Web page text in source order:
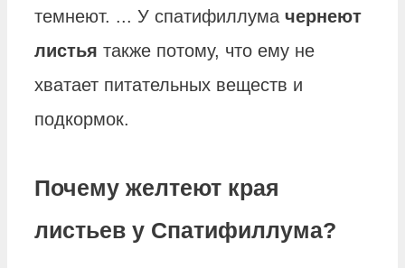
темнеют. ... У спатифиллума чернеют
листья также потому, что ему не
хватает питательных веществ и
подкормок.
Почему желтеют края
листьев у Спатифиллума?